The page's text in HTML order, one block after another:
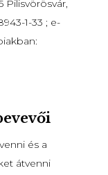
Pilisvörösvár,
1-33 ; e-
és a
átvenni